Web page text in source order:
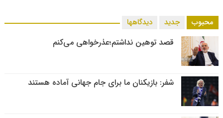
محبوب جدید دیدگاهها
قصد توهین نداشتم؛عذرخواهی می‌کنم
شفر: بازیکنان ما برای جام جهانی آماده هستند